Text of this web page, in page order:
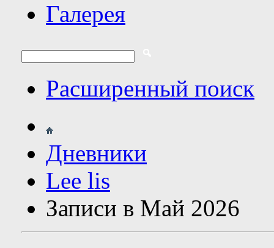
Галерея
Расширенный поиск
Дневники
Lee lis
Записи в Май 2026